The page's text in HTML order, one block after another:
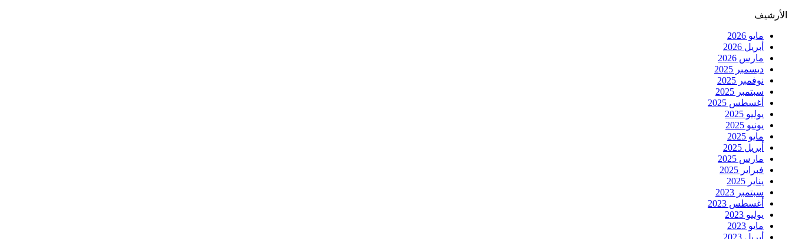
الأرشيف
مايو 2026
أبريل 2026
مارس 2026
ديسمبر 2025
نوفمبر 2025
سبتمبر 2025
أغسطس 2025
يوليو 2025
يونيو 2025
مايو 2025
أبريل 2025
مارس 2025
فبراير 2025
يناير 2025
سبتمبر 2023
أغسطس 2023
يوليو 2023
مايو 2023
أبريل 2023